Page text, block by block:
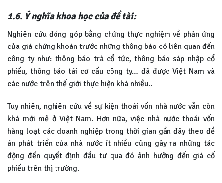
1.6. Ý nghĩa khoa học của đề tài:
Nghiên cứu đóng góp bằng chứng thực nghiệm về phản ứng
của giá chứng khoán trước những thông báo có liên quan đến
công ty như: thông báo trà cổ tức, thông báo sáp nhập cổ
phiếu, thông báo tái cơ cấu công ty… đã được Việt Nam và
các nước trên thế giới thực hiện khá nhiều..
Tuy nhiên, nghiên cứu về sự kiện thoái vốn nhà nước vẫn còn
khá mới mẻ ở Việt Nam. Hơn nữa, việc nhà nước thoái vốn
hàng loạt các doanh nghiệp trong thời gian gần đây theo đề
án phát triển của nhà nước ít nhiều cũng gây ra những tác
động đến quyết định đầu tư qua đó ảnh hưởng đến giá cố
phiếu trên thị trường.